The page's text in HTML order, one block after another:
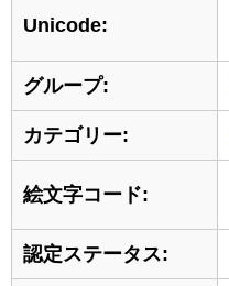
Unicode:
グループ:
カテゴリー:
絵文字コード:
認定ステータス: